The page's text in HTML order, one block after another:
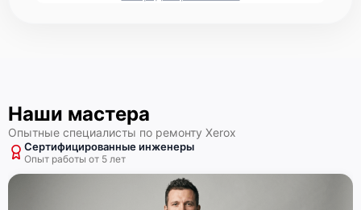
Наши мастера
Опытные специалисты по ремонту Xerox
Сертифицированные инженеры
Опыт работы от 5 лет